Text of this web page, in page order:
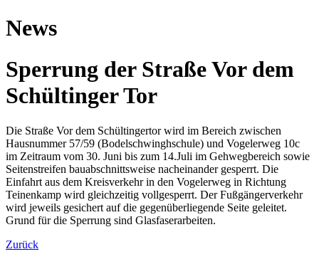
News
Sperrung der Straße Vor dem
Schültinger Tor
Die Straße Vor dem Schültingertor wird im Bereich zwischen
Hausnummer 57/59 (Bodelschwinghschule) und Vogelerweg 10c
im Zeitraum vom 30. Juni bis zum 14.Juli im Gehwegbereich sowie
Seitenstreifen bauabschnittsweise nacheinander gesperrt. Die
Einfahrt aus dem Kreisverkehr in den Vogelerweg in Richtung
Teinenkamp wird gleichzeitig vollgesperrt. Der Fußgängerverkehr
wird jeweils gesichert auf die gegenüberliegende Seite geleitet.
Grund für die Sperrung sind Glasfaserarbeiten.
Zurück